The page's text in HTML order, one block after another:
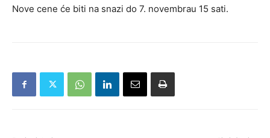
Nove cene će biti na snazi do 7. novembrau 15 sati.